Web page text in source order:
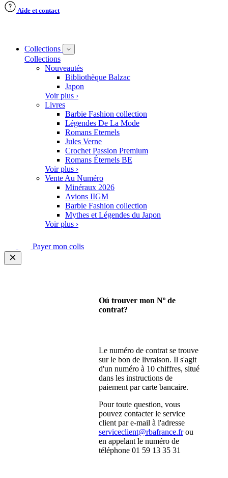
Aide et contact
Collections
Collections
Nouveautés
Bibliothèque Balzac
Japon
Voir plus ›
Livres
Barbie Fashion collection
Légendes De La Mode
Romans Eternels
Jules Verne
Crochet Passion Premium
Romans Éternels BE
Voir plus ›
Vente Au Numéro
Minéraux 2026
Avions IIGM
Barbie Fashion collection
Mythes et Légendes du Japon
Voir plus ›
Payer mon colis
Oú trouver mon Nº de
contrat?
Le numéro de contrat se trouve
sur le bon de livraison. Il s'agit
d'un numéro à 10 chiffres, situé
dans les instructions de
paiement par carte bancaire.
Pour toute question, vous
pouvez contacter le service
client par e-mail à l'adresse
serviceclient@rbafrance.frou
en appelant le numéro de
téléphone 01 59 13 35 31